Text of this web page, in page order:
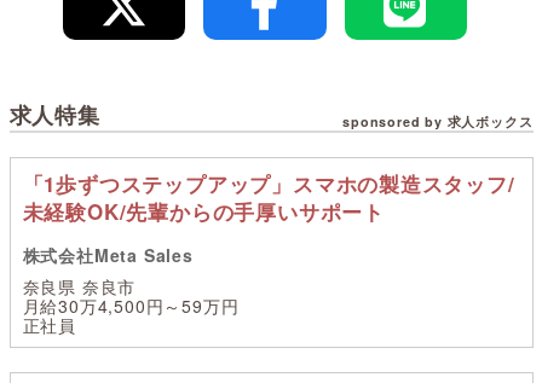
求人特集 sponsored by 求人ボックス
「1歩ずつステップアップ」スマホの製造スタッフ/
未経験OK/先輩からの手厚いサポート
株式会社Meta Sales
奈良県 奈良市
月給30万4,500円～59万円
正社員